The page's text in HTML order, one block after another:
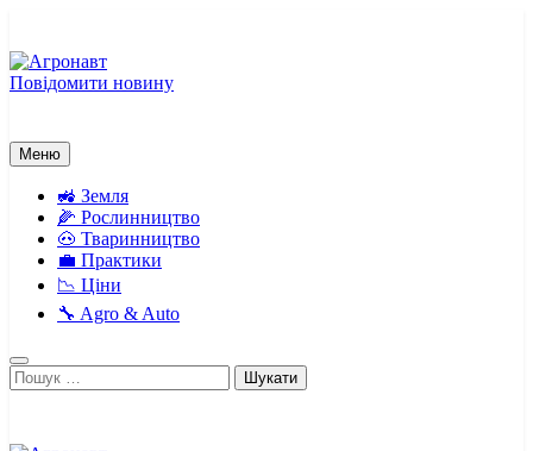
вмісту
Повідомити новину
Меню
🚜 Земля
🌽 Рослинництво
🐽 Тваринництво
💼 Практики
📉 Ціни
🔧 Agro & Auto
Пошук: